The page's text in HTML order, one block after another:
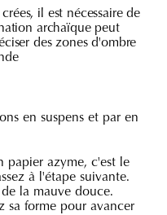
il est nécessaire de
archaïque peut
des zones d'ombre
en suspens et par en
papier azyme, c'est le
à l'étape suivante.
la mauve douce.
sa forme pour avancer